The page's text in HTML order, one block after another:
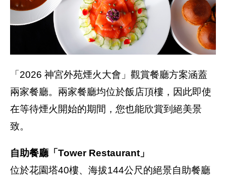
「2026 神宮外苑煙火大會」觀賞餐廳方案涵蓋
兩家餐廳。兩家餐廳均位於飯店頂樓，因此即使
在等待煙火開始的期間，您也能欣賞到絕美景
致。
自助餐廳「Tower Restaurant」
位於花園塔40樓、海拔144公尺的絕景自助餐廳